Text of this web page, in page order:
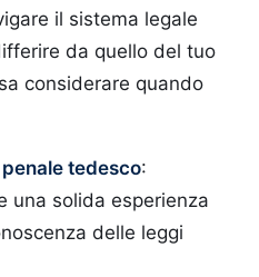
il sistema legale
da quello del tuo
considerare quando
tedesco:
una solida esperienza
delle leggi